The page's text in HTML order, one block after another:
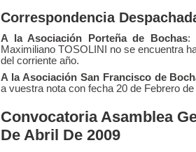
Correspondencia
A la Asociación Porteña de Bochas:
Maximiliano TOSOLINI no se encuentra
del corriente año.
A la Asociación San Francisco de
a vuestra nota con fecha 20 de Febrero de
Convocatoria Asamblea
De Abril De 2009